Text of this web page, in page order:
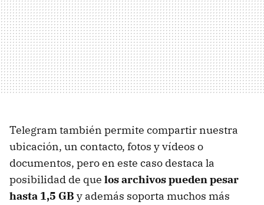
Telegram también permite compartir nuestra
ubicación, un contacto, fotos y vídeos o
documentos, pero en este caso destaca la
posibilidad de que los archivos pueden pesar
hasta 1,5 GB y además soporta muchos más